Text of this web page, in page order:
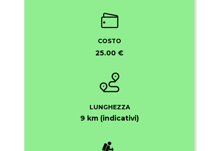
COSTO
25.00 €
LUNGHEZZA
9 km (indicativi)